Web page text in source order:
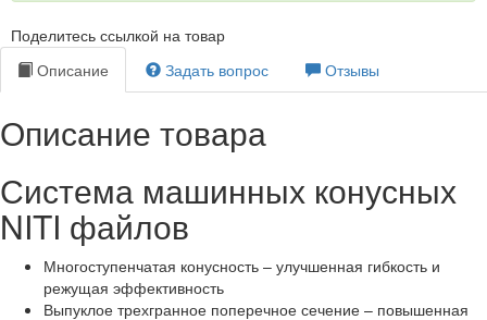
Поделитесь ссылкой на товар
Описание
Задать вопрос Отзывы
Описание товара
Система машинных конусных
NITI файлов
Многоступенчатая конусность – улучшенная гибкость и
режущая эффективность
Выпуклое трехгранное поперечное сечение – повышенная